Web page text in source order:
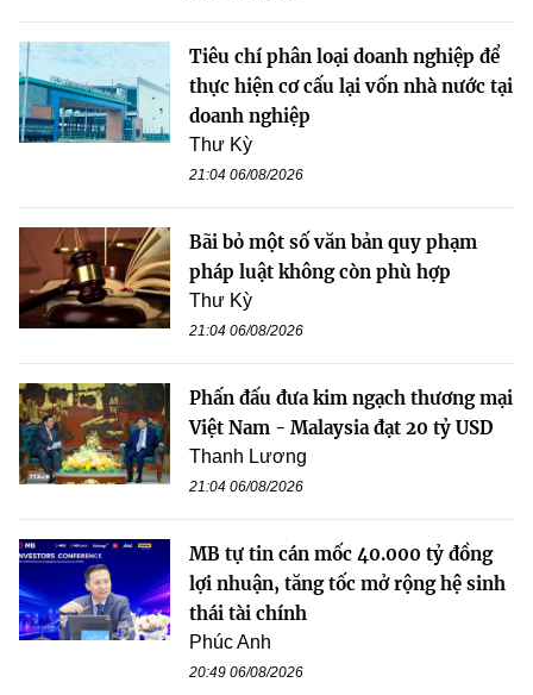
Tiêu chí phân loại doanh nghiệp để
thực hiện cơ cấu lại vốn nhà nước tại
doanh nghiệp
Thư Kỳ
21:04 06/08/2026
Bãi bỏ một số văn bản quy phạm
pháp luật không còn phù hợp
Thư Kỳ
21:04 06/08/2026
Phấn đấu đưa kim ngạch thương mại
Việt Nam - Malaysia đạt 20 tỷ USD
Thanh Lương
21:04 06/08/2026
MB tự tin cán mốc 40.000 tỷ đồng
lợi nhuận, tăng tốc mở rộng hệ sinh
thái tài chính
Phúc Anh
20:49 06/08/2026